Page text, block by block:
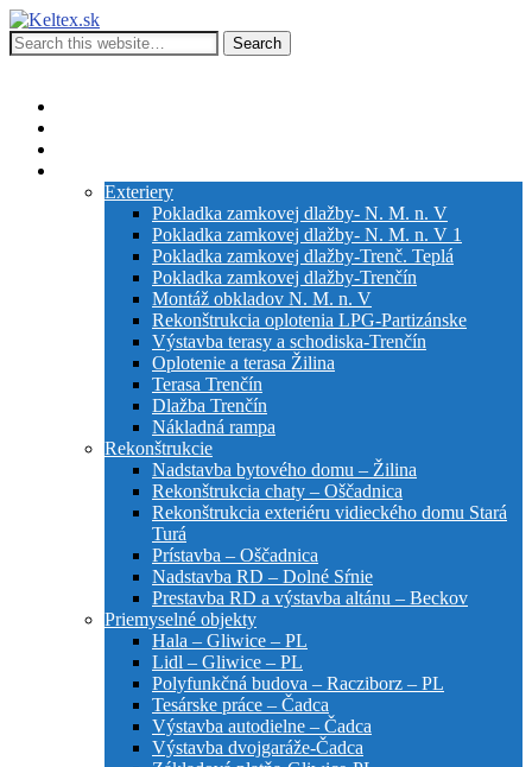
Kompletná stavebná činnosť
Exteriery
Pokladka zamkovej dlažby- N. M. n. V
Pokladka zamkovej dlažby- N. M. n. V 1
Pokladka zamkovej dlažby-Trenč. Teplá
Pokladka zamkovej dlažby-Trenčín
Montáž obkladov N. M. n. V
Rekonštrukcia oplotenia LPG-Partizánske
Výstavba terasy a schodiska-Trenčín
Oplotenie a terasa Žilina
Terasa Trenčín
Dlažba Trenčín
Nákladná rampa
Rekonštrukcie
Nadstavba bytového domu – Žilina
Rekonštrukcia chaty – Oščadnica
Rekonštrukcia exteriéru vidieckého domu Stará
Turá
Prístavba – Oščadnica
Nadstavba RD – Dolné Sŕnie
Prestavba RD a výstavba altánu – Beckov
Priemyselné objekty
Hala – Gliwice – PL
Lidl – Gliwice – PL
Polyfunkčná budova – Racziborz – PL
Tesárske práce – Čadca
Výstavba autodielne – Čadca
Výstavba dvojgaráže-Čadca